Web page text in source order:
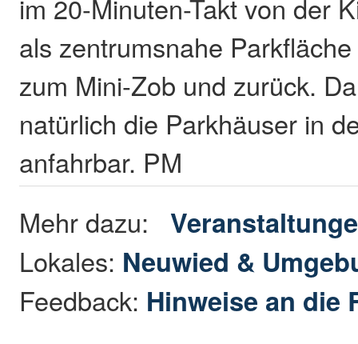
im 20-Minuten-Takt von der
als zentrumsnahe
zum Mini-Zob und zurück.
natürlich die Parkhäuser in
anfahrbar. PM
Mehr dazu:
Lokales: Neuwied &
Feedback: Hinweise an die